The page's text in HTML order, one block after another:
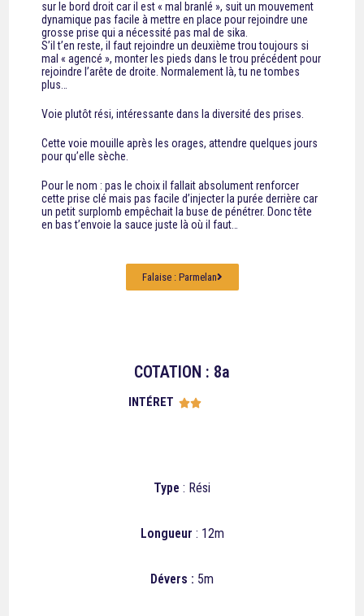
sur le bord droit car il est « mal branlé », suit un mouvement
dynamique pas facile à mettre en place pour rejoindre une
grosse prise qui a nécessité pas mal de sika.
S’il t’en reste, il faut rejoindre un deuxième trou toujours si
mal « agencé », monter les pieds dans le trou précédent pour
rejoindre l’arête de droite. Normalement là, tu ne tombes
plus…
Voie plutôt rési, intéressante dans la diversité des prises.
Cette voie mouille après les orages, attendre quelques jours
pour qu’elle sèche.
Pour le nom : pas le choix il fallait absolument renforcer
cette prise clé mais pas facile d’injecter la purée derrière car
un petit surplomb empêchait la buse de pénétrer. Donc tête
en bas t’envoie la sauce juste là où il faut…
Falaise : Parmelan
COTATION : 8a
INTÉRET 
Type : Rési
Longueur : 12m
Dévers : 5m